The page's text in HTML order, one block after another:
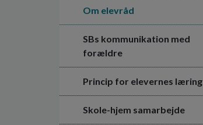
Om elevråd
SBs kommunikation med
forældre
Princip for elevernes læring
Skole-hjem samarbejde